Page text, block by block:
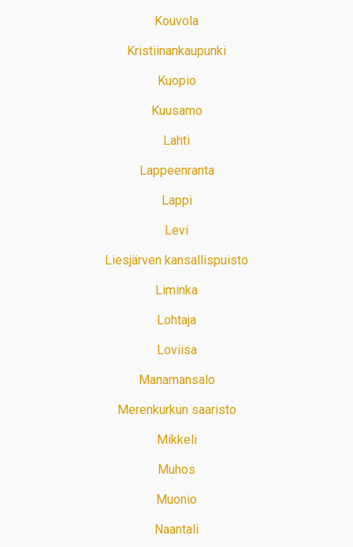
Kouvola
Kristiinankaupunki
Kuopio
Kuusamo
Lahti
Lappeenranta
Lappi
Levi
Liesjärven kansallispuisto
Liminka
Lohtaja
Loviisa
Manamansalo
Merenkurkun saaristo
Mikkeli
Muhos
Muonio
Naantali